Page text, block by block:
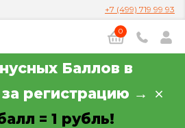
+7 (499) 719 99 93
0
Баллов в
регистрацию →
= 1 рубль!